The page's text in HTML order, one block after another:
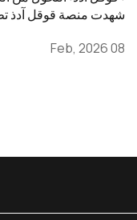
شهدت منصة قوقل آدذ
08 Feb, 2026